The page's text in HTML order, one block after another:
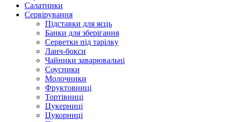
Салатники
Сервірування
Підставки для яєць
Банки для зберігання
Серветки під тарілку
Ланч-бокси
Чайники заварювальні
Соусники
Молочники
Фруктовниці
Тортівниці
Цукерниці
Цукорниці